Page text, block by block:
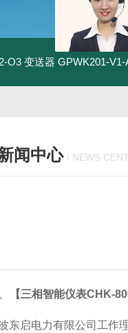
O3 变送器 GPWK201-
闻中心 / NEWS
【三相智能仪表CHK-
东启电力有限公司工作